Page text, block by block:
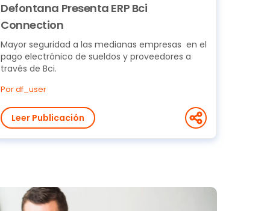
Defontana Presenta ERP Bci
Connection
Mayor seguridad a las medianas empresas en el
pago electrónico de sueldos y proveedores a
través de Bci.
Por df_user
Leer Publicación